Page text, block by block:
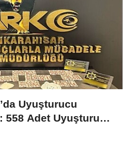
Uyuşturucu
558 Adet Uyuşturucu